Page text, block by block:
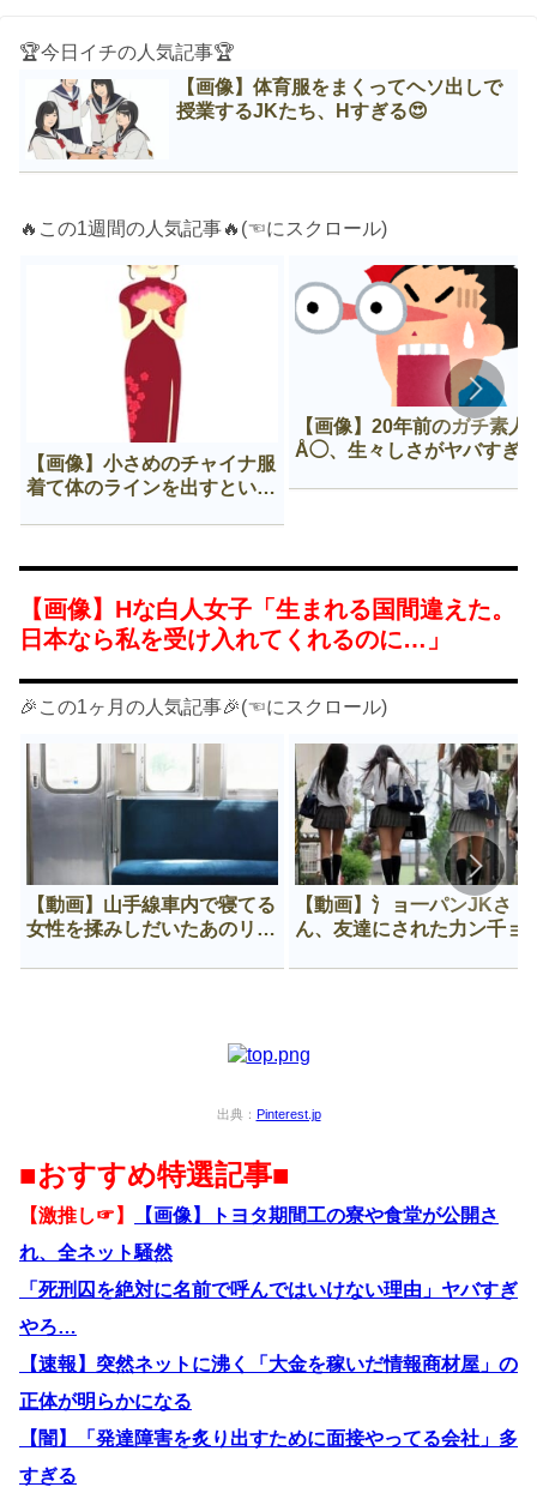
🏆今日イチの人気記事🏆
【画像】体育服をまくってヘソ出しで
授業するJKたち、Нすぎる😍
🔥この1週間の人気記事🔥(☜にスクロール)
【画像】小さめのチャイナ服
着て体のラインを出すという
【画像】20年前のガチ素人
Å◯、生々しさがヤバすぎ
【画像】Hな白人女子「生まれる国間違えた。
日本なら私を受け入れてくれるのに…」
🎉この1ヶ月の人気記事🎉(☜にスクロール)
【動画】山手線車内で寝てる
女性を揉みしだいたあのリー
【動画】氵ョ一パンJKさ
ん、友達にされた力ン千ョ
出典： Pinterest.jp
■おすすめ特選記事■
【激推し☞】
【画像】トヨタ期間工の寮や食堂が公開さ
れ、全ネット騒然
「死刑囚を絶対に名前で呼んではいけない理由」ヤバすぎ
やろ…
【速報】突然ネットに沸く「大金を稼いだ情報商材屋」の
正体が明らかになる
【闇】「発達障害を炙り出すために面接やってる会社」多
すぎる